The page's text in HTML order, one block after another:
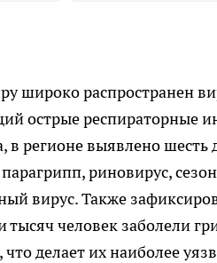
широко распространен
острые респираторные
в регионе выявлено
риновирус,
вирус. Также
тысяч человек заболели
что делает их наиболее